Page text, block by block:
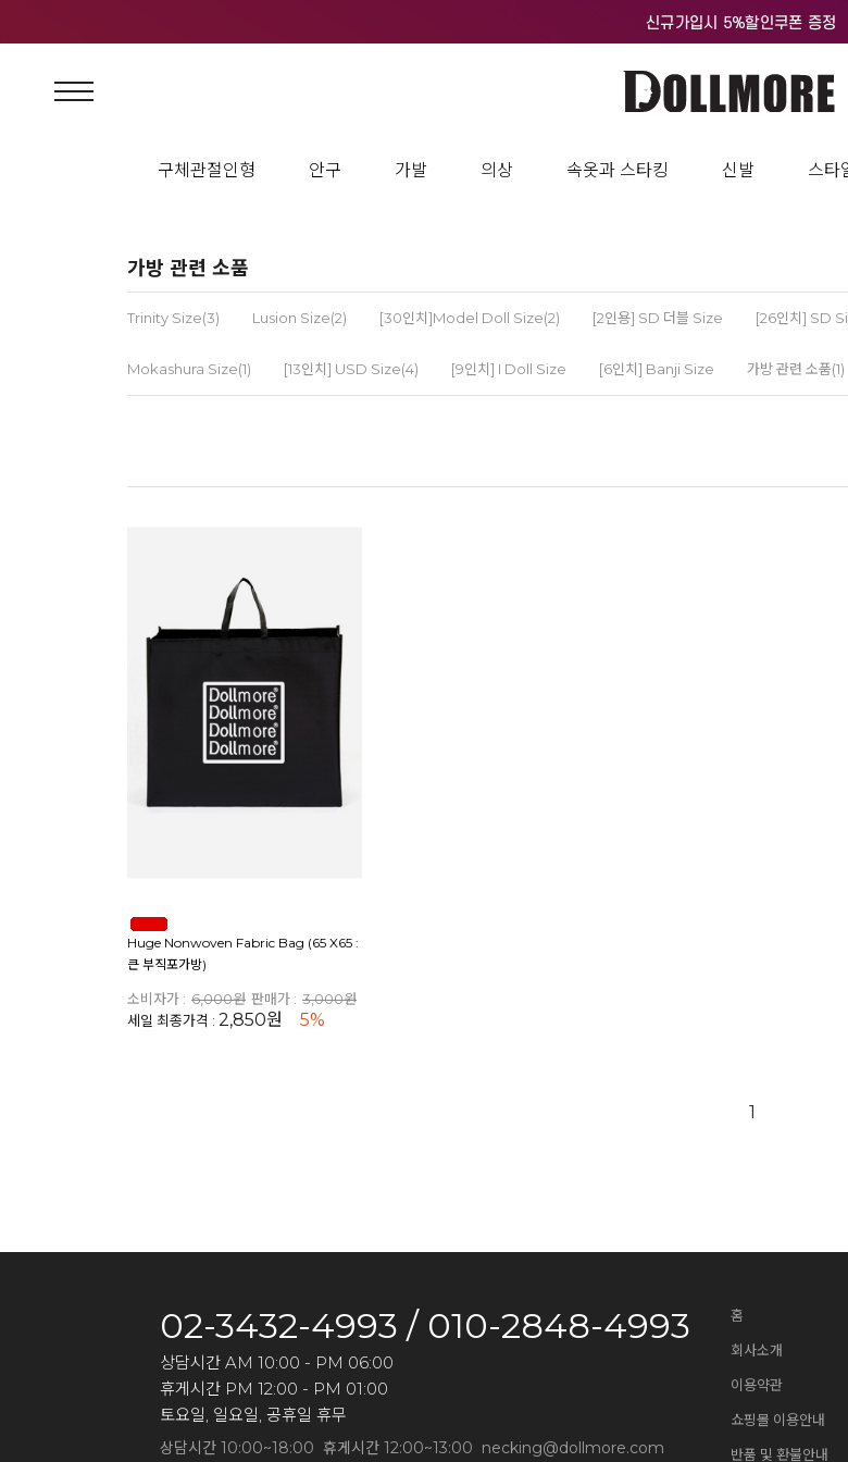
구체관절인형 안구 가발 의상 속옷과 스타킹 신발 스타
가방 관련 소품
Trinity Size(3) Lusion Size(2) [30인치]Model Doll Size(2) [2인용] SD 더블 Size [26인치] SD
Mokashura Size(1) [13인치] USD Size(4) [9인치] I Doll Size [6인치] Banji Size 가방 관련 소품(1)
Huge Nonwoven Fabric Bag (65 X65 :
큰 부직포가방)
소비자가 : 6,000원 판매가 : 3,000원
세일 최종가격 : 2,850원 5%
1
02-3432-4993 / 010-2848-4993
상담시간 AM 10:00 - PM 06:00
휴게시간 PM 12:00 - PM 01:00
토요일, 일요일, 공휴일 휴무
상담시간 10:00~18:00 휴게시간 12:00~13:00 necking@dollmore.com
홈
회사소개
이용약관
쇼핑몰 이용안내
반품 및 환불안내